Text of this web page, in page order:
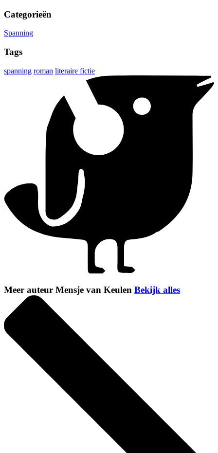
Categorieën
Spanning
Tags
spanning roman literaire fictie
Meer auteur Mensje van Keulen Bekijk alles